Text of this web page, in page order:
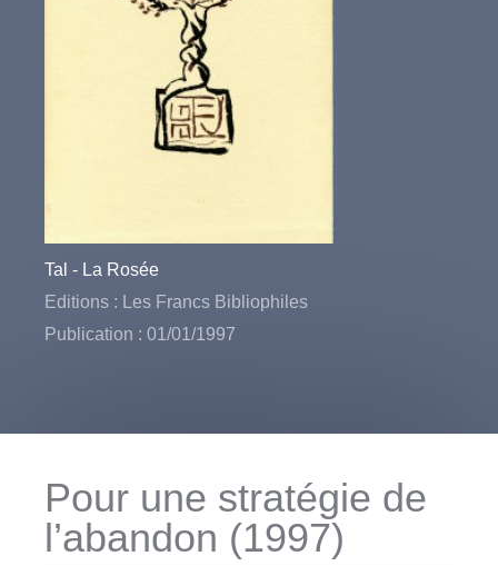
Tal - La Rosée
Editions : Les Francs Bibliophiles
Publication : 01/01/1997
Pour une stratégie de
l’abandon (1997)